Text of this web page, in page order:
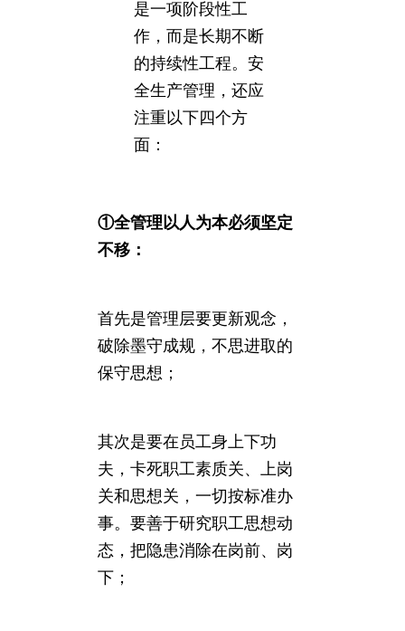
是一项阶段性工
作，而是长期不断
的持续性工程。安
全生产管理，还应
注重以下四个方
面：
①全管理以人为本必须坚定
不移：
首先是管理层要更新观念，
破除墨守成规，不思进取的
保守思想；
其次是要在员工身上下功
夫，卡死职工素质关、上岗
关和思想关，一切按标准办
事。要善于研究职工思想动
态，把隐患消除在岗前、岗
下；